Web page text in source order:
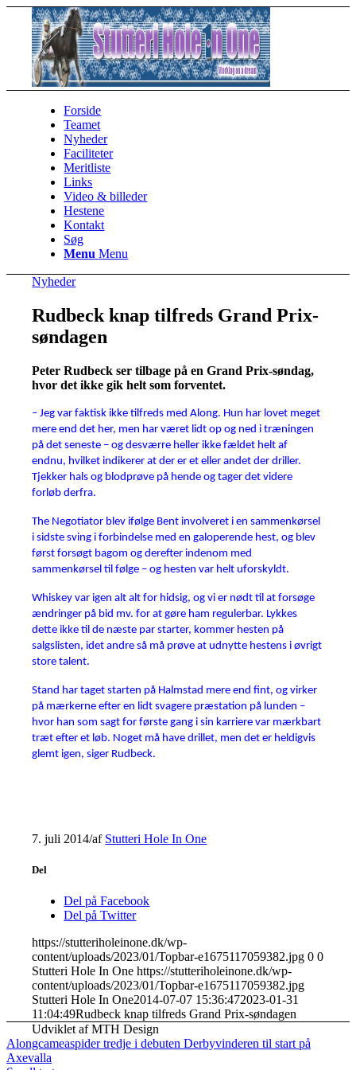
Forside
Teamet
Nyheder
Faciliteter
Meritliste
Links
Video & billeder
Hestene
Kontakt
Søg
Menu Menu
Nyheder
Rudbeck knap tilfreds Grand Prix-
søndagen
Peter Rudbeck ser tilbage på en Grand Prix-søndag,
hvor det ikke gik helt som forventet.
– Jeg var faktisk ikke tilfreds med Along. Hun har lovet meget
mere end det her, men har været lidt op og ned i træningen
på det seneste – og desværre heller ikke fældet helt af
endnu, hvilket indikerer at der er et eller andet der driller.
Tjekker hals og blodprøve på hende og tager det videre
forløb derfra.
The Negotiator blev ifølge Bent involveret i en sammenkørsel
i sidste sving i forbindelse med en galoperende hest, og blev
først forsøgt bagom og derefter indenom med
sammenkørsel til følge – og hesten var helt uforskyldt.
Whiskey var igen alt alt for hidsig, og vi er nødt til at forsøge
ændringer på bid mv. for at gøre ham regulerbar. Lykkes
dette ikke til de næste par starter, kommer hesten på
salgslisten, idet andre så må prøve at udnytte hestens i øvrigt
store talent.
Stand har taget starten på Halmstad mere end fint, og virker
på mærkerne efter en lidt svagere præstation på lunden –
hvor han som sagt for første gang i sin karriere var mærkbart
træt efter et løb. Noget må have drillet, men det er heldigvis
glemt igen, siger Rudbeck.
7. juli 2014/af Stutteri Hole In One
Del
Del på Facebook
Del på Twitter
https://stutteriholeinone.dk/wp-
content/uploads/2023/01/Topbar-e1675117059382.jpg 0 0
Stutteri Hole In One https://stutteriholeinone.dk/wp-
content/uploads/2023/01/Topbar-e1675117059382.jpg
Stutteri Hole In One2014-07-07 15:36:472023-01-31
11:04:49Rudbeck knap tilfreds Grand Prix-søndagen
Udviklet af MTH Design
Alongcameaspider tredje i debuten Derbyvinderen til start på
Axevalla